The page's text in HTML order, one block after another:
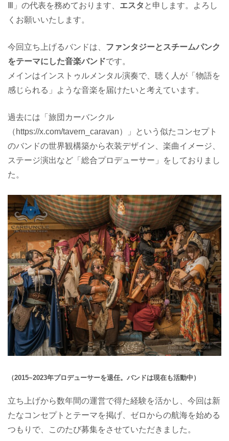
Ⅲ」の代表を務めております、 エスタ と申します。よろし
くお願いいたします。
今回立ち上げるバンドは、 ファンタジーとスチームパンク
をテーマにした音楽バンドです。
メインはインストゥルメンタル演奏で、聴く人が「物語を
感じられる」ような音楽を届けたいと考えています。
過去には「旅団カーバンクル
（https://x.com/tavern_caravan）」という似たコンセプト
のバンドの世界観構築から衣装デザイン、楽曲イメージ、
ステージ演出など「総合プロデューサー」をしておりまし
た。
（2015~2023年プロデューサーを退任。バンドは現在も活動中）
立ち上げから数年間の運営で得た経験を活かし、今回は新
たなコンセプトとテーマを掲げ、ゼロからの航海を始める
つもりで、このたび募集をさせていただきました。